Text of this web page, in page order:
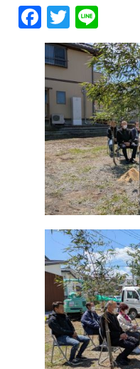
F
a
ce
b
o
o
k
T
w
itt
er
n
e